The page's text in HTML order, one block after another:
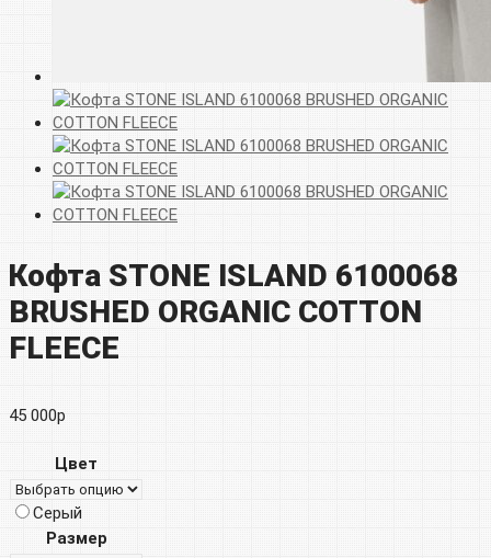
Кофта STONE ISLAND 6100068
BRUSHED ORGANIC COTTON
FLEECE
45 000р
Цвет
Серый
Размер